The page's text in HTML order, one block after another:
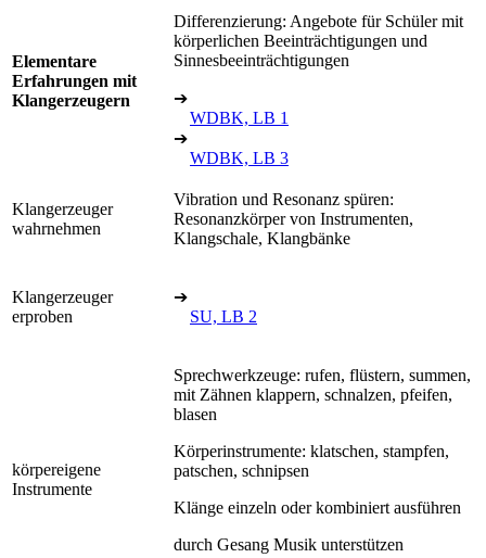
Elementare
Erfahrungen mit
Klangerzeugern
Differenzierung: Angebote für Schüler mit
körperlichen Beeinträchtigungen und
Sinnesbeeinträchtigungen
➔
WDBK, LB 1
➔
WDBK, LB 3
Klangerzeuger
wahrnehmen
Vibration und Resonanz spüren:
Resonanzkörper von Instrumenten,
Klangschale, Klangbänke
Klangerzeuger
erproben
➔
SU, LB 2
körpereigene
Instrumente
Sprechwerkzeuge: rufen, flüstern, summen,
mit Zähnen klappern, schnalzen, pfeifen,
blasen
Körperinstrumente: klatschen, stampfen,
patschen, schnipsen
Klänge einzeln oder kombiniert ausführen
durch Gesang Musik unterstützen